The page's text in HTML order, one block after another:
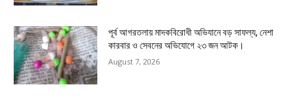
পূর্ব আগরতলায় মাদকবিরোধী অভিযানে বড় সাফল্য, নেশা
কারবার ও সেবনের অভিযোগে ২৩ জন আটক।
August 7, 2026